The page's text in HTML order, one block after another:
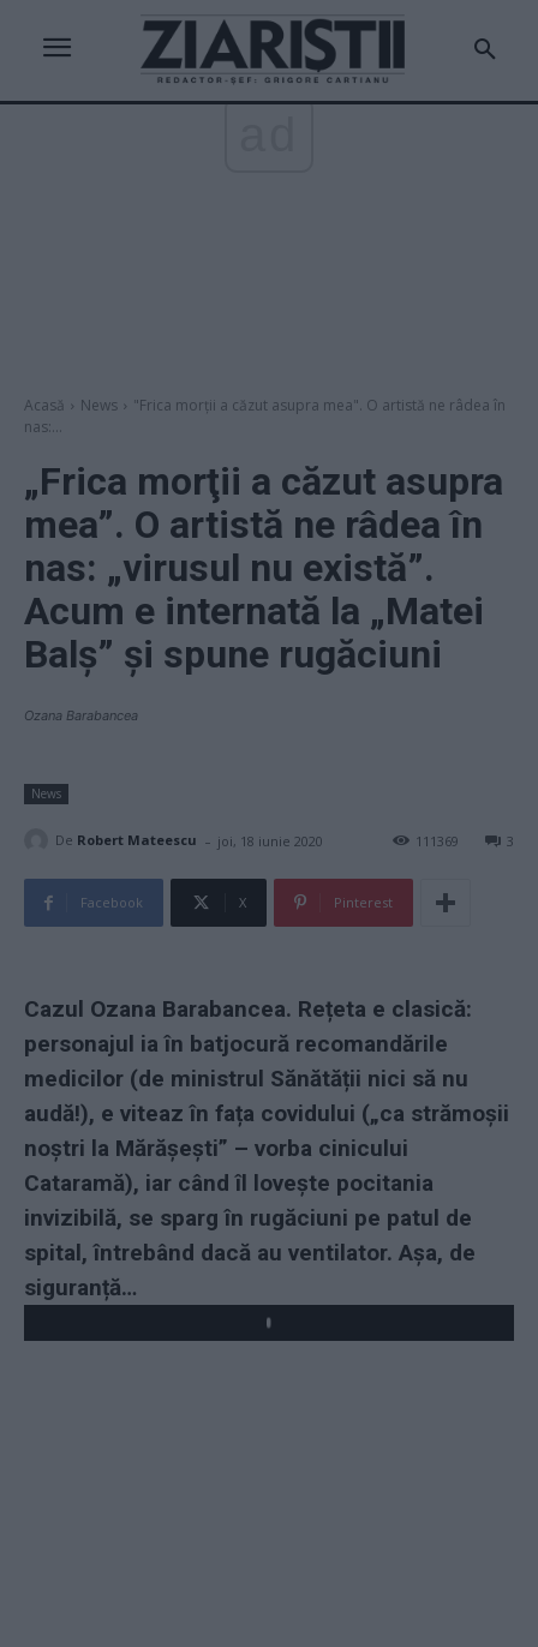
Acasă News
"Frica morţii a căzut asupra mea". O artistă ne râdea în
nas:...
„Frica morţii a căzut asupra
mea”. O artistă ne râdea în
nas: „virusul nu există”.
Acum e internată la „Matei
Balș” și spune rugăciuni
Ozana Barabancea
News
De Robert Mateescu - joi, 18 iunie 2020 3
111369
Facebook X Pinterest
Cazul Ozana Barabancea. Rețeta e clasică:
personajul ia în batjocură recomandările
medicilor (de ministrul Sănătății nici să nu
audă!), e viteaz în fața covidului („ca strămoșii
noștri la Mărășești” – vorba cinicului
Cataramă), iar când îl lovește pocitania
invizibilă, se sparg în rugăciuni pe patul de
spital, întrebând dacă au ventilator. Așa, de
siguranță…
Play